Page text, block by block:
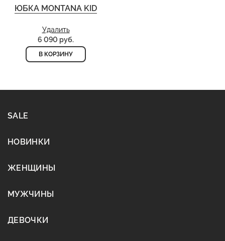
ЮБКА MONTANA KID
Удалить
6 090 руб.
В КОРЗИНУ
SALE
НОВИНКИ
ЖЕНЩИНЫ
МУЖЧИНЫ
ДЕВОЧКИ